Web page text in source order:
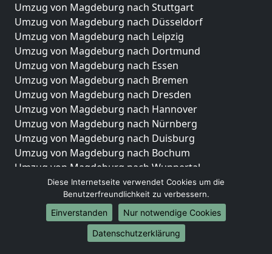
Umzug von Magdeburg nach Stuttgart
Umzug von Magdeburg nach Düsseldorf
Umzug von Magdeburg nach Leipzig
Umzug von Magdeburg nach Dortmund
Umzug von Magdeburg nach Essen
Umzug von Magdeburg nach Bremen
Umzug von Magdeburg nach Dresden
Umzug von Magdeburg nach Hannover
Umzug von Magdeburg nach Nürnberg
Umzug von Magdeburg nach Duisburg
Umzug von Magdeburg nach Bochum
Umzug von Magdeburg nach Wuppertal
Umzug von Magdeburg nach Bielefeld
Umzug von Magdeburg nach Bonn
Umzug von Magdeburg nach Münster
Internationale-Umzüge
Diese Internetseite verwendet Cookies um die
Benutzerfreundlichkeit zu verbessern.
Einverstanden
Nur notwendige Cookies
Datenschutzerklärung